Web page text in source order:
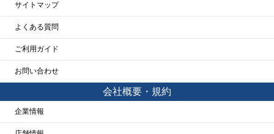
サイトマップ
よくある質問
ご利用ガイド
お問い合わせ
会社概要・規約
企業情報